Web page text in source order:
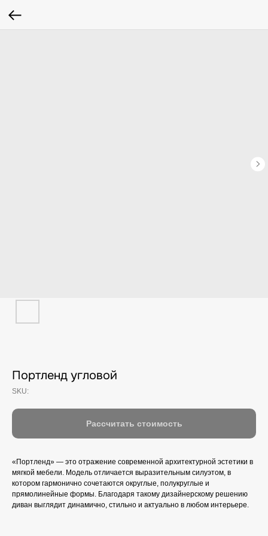
Портленд угловой
SKU:
Рассчитать стоимость
«Портленд» — это отражение современной архитектурной эстетики в
мягкой мебели. Модель отличается выразительным силуэтом, в
котором гармонично сочетаются округлые, полукруглые и
прямолинейные формы. Благодаря такому дизайнерскому решению
диван выглядит динамично, стильно и актуально в любом интерьере.